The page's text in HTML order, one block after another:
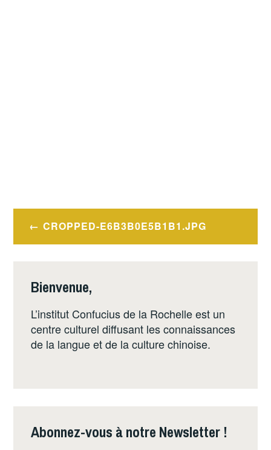
Navigation
de
CROPPED-E6B3B0E5B1B1.JPG
Bienvenue,
L’institut Confucius de la Rochelle est un
centre culturel diffusant les connaissances
de la langue et de la culture chinoise.
Abonnez-vous à notre Newsletter !